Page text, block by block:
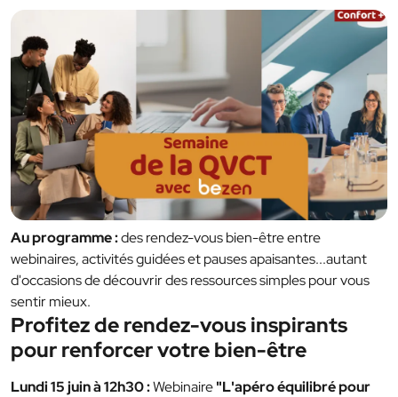
Au programme :des rendez-vous bien-être entre
webinaires, activités guidées et pauses apaisantes...autant
d'occasions de découvrir des ressources simples pour vous
sentir mieux.
Profitez de rendez-vous inspirants
pour renforcer votre bien-être
Lundi 15 juin à 12h30 :Webinaire"L'apéro équilibré pour